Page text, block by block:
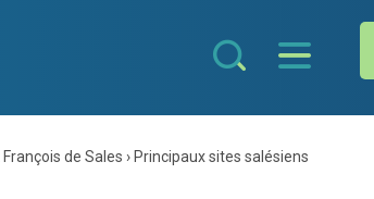
de Sales › Principaux sites salésiens